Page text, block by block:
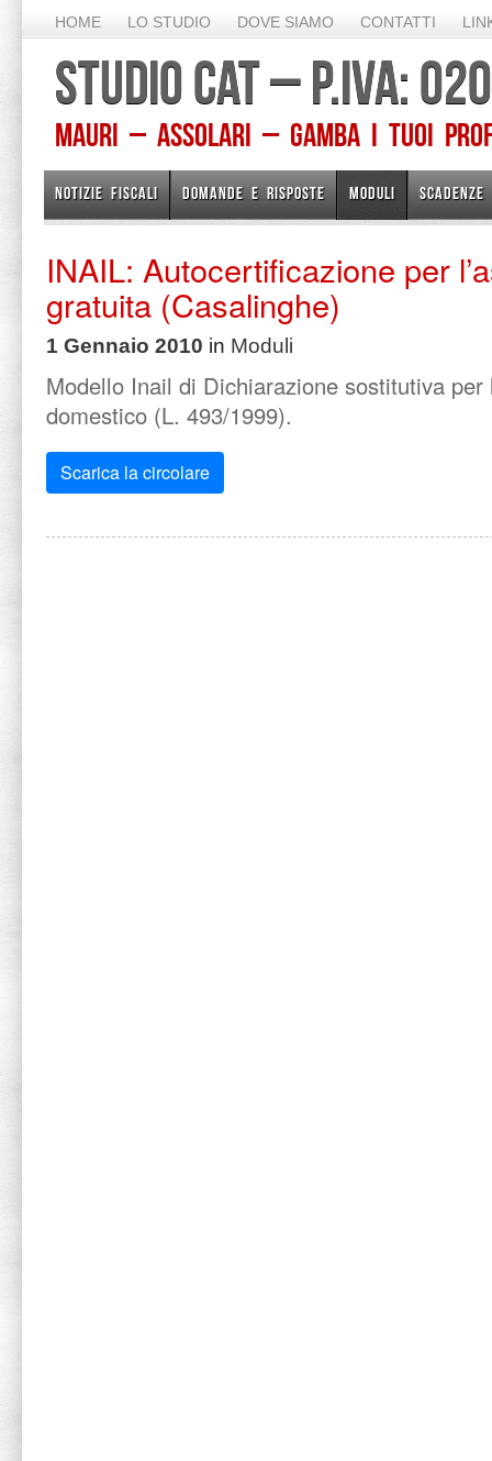
HOME LO STUDIO DOVE SIAMO CONTATTI
STUDIO CAT – P.IVA:
Mauri – Assolari – Gamba I TUOI
NOTIZIE FISCALI DOMANDE E RISPOSTE MODULI SCADENZE
INAIL: Autocertificazione per
gratuita (Casalinghe)
1 Gennaio 2010 in Moduli
Modello Inail di Dichiarazione sostitutiva per
domestico (L. 493/1999).
Scarica la circolare